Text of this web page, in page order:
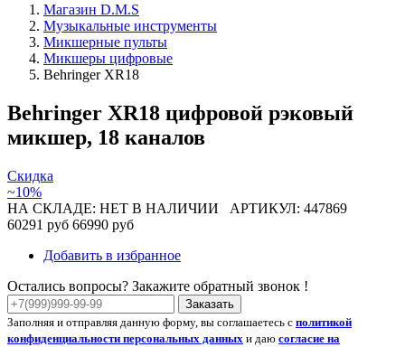
Магазин D.M.S
Музыкальные инструменты
Микшерные пульты
Микшеры цифровые
Behringer XR18
Behringer XR18 цифровой рэковый
микшер, 18 каналов
Скидка
~10%
НА СКЛАДЕ: НЕТ В НАЛИЧИИ АРТИКУЛ: 447869
60291 руб 66990 руб
Добавить в избранное
Остались вопросы? Закажите обратный звонок !
Заказать
Заполняя и отправляя данную форму, вы соглашаетесь с политикой
конфиденциальности персональных данных и даю согласие на